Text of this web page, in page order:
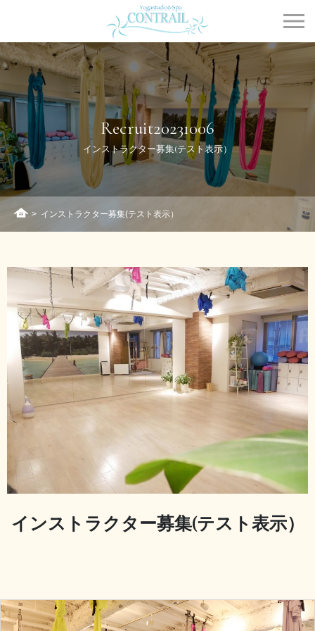
Contrail
Recruit20231006
インストラクター募集(テスト表示）
ホーム
> インストラクター募集(テスト表示）
インストラクター募集(テスト表示）